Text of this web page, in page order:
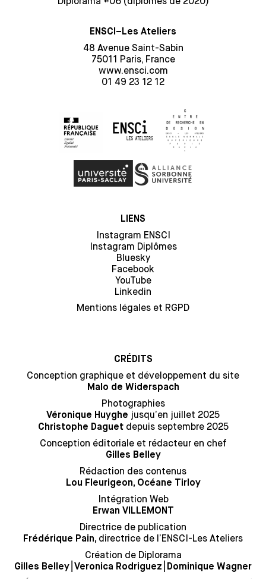
ENSCI–Les Ateliers
48 Avenue Saint-Sabin
75011 Paris, France
www.ensci.com
01 49 23 12 12
LIENS
Instagram ENSCI
Instagram Diplômes
Bluesky
Facebook
YouTube
Linkedin
Mentions légales et RGPD
CRÉDITS
Conception graphique et développement du site
Malo de Widerspach
Photographies
Véronique Huyghe jusqu’en juillet 2025
Christophe Daguetdepuis septembre 2025
Conception éditoriale et rédacteur en chef
Gilles Belley
Rédaction des contenus
Lou Fleurigeon, Océane Tirloy
Intégration Web
Erwan VILLEMONT
Directrice de publication
Frédérique Pain, directrice de l’ENSCI-Les Ateliers
Création de Diplorama
Gilles Belley Veronica Rodriguez Dominique Wagner